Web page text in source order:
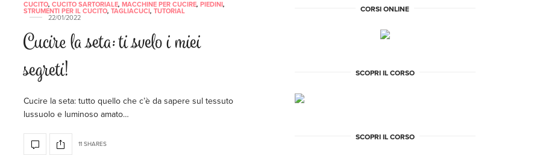
CUCITO, CUCITO SARTORIALE, MACCHINE PER CUCIRE, PIEDINI,
STRUMENTI PER IL CUCITO, TAGLIACUCI, TUTORIAL
22/01/2022
Cucire la seta: ti svelo i miei
segreti!
Cucire la seta: tutto quello che c’è da sapere sul tessuto
lussuolo e luminoso amato…
11 SHARES
CORSI ONLINE
SCOPRI IL CORSO
SCOPRI IL CORSO